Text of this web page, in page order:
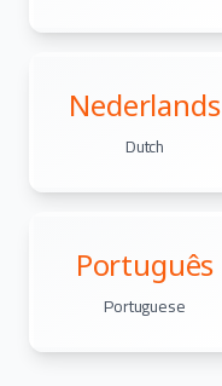
Nederlands
Dutch
Português
Portuguese